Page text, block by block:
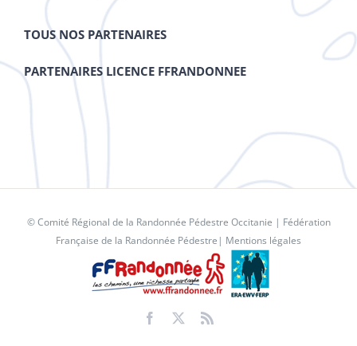
TOUS NOS PARTENAIRES
PARTENAIRES LICENCE FFRANDONNEE
© Comité Régional de la Randonnée Pédestre Occitanie | Fédération
Française de la Randonnée Pédestre | Mentions légales
Facebook